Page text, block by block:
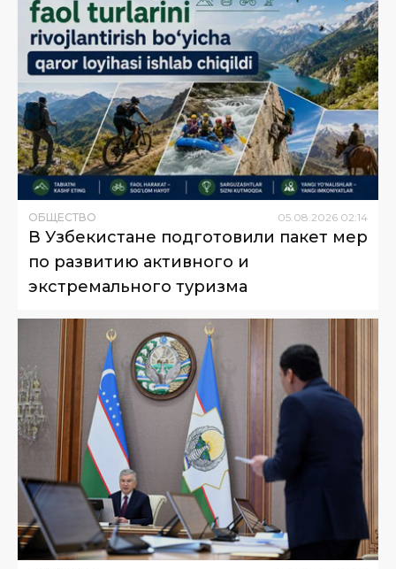
ОБЩЕСТВО 05.08.2026 02:14
В Узбекистане подготовили пакет мер
по развитию активного и
экстремального туризма